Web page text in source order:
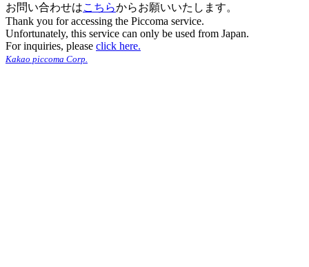
お問い合わせはこちらからお願いいたします。
Thank you for accessing the Piccoma service.
Unfortunately, this service can only be used from Japan.
For inquiries, please click here.
Kakao piccoma Corp.